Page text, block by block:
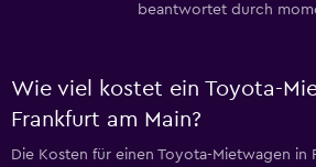
beantwortet durch
Wie viel kostet ein Toyota-
Frankfurt am Main?
Die Kosten für einen Toyota-Mietwagen in